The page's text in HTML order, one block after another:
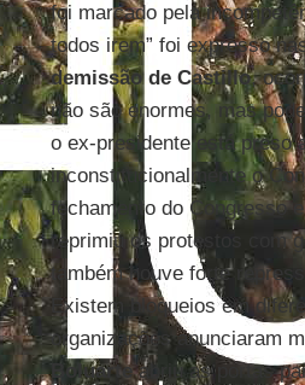
foi marcado pela
todos irem” foi expresso
demissão de Castillo,
não são enormes, mas
o ex-presidente está preso
inconstitucionalmente o
fechamento do Congresso
reprimiu os protestos com
também houve forte
Existem bloqueios em
organizações anunciaram
Boluarteabriu as portas